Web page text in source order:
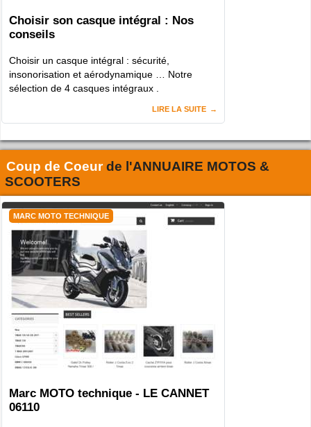
Choisir son casque intégral : Nos
conseils
Choisir un casque intégral : sécurité,
insonorisation et aérodynamique … Notre
sélection de 4 casques intégraux .
LIRE LA SUITE
Coup de Coeurde l'ANNUAIRE MOTOS &
SCOOTERS
MARC MOTO TECHNIQUE
Marc MOTO technique - LE CANNET
06110